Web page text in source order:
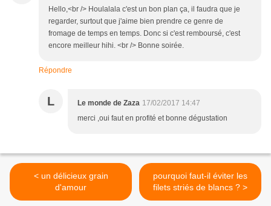
Hello,<br /> Houlalala c'est un bon plan ça, il faudra que je
regarder, surtout que j'aime bien prendre ce genre de
fromage de temps en temps. Donc si c'est remboursé, c'est
encore meilleur hihi. <br /> Bonne soirée.
Répondre
L Le monde de Zaza 17/02/2017 14:47
merci ,oui faut en profité et bonne dégustation
< un délicieux grain
d'amour
pourquoi faut-il éviter les
filets striés de blancs ? >